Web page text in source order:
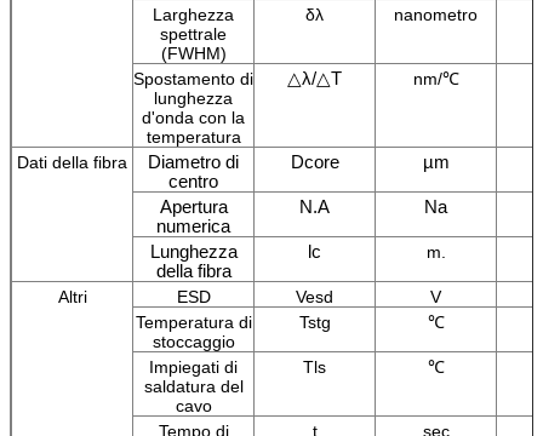
Larghezza
spettrale
(FWHM)
δλ nanometro
Spostamento di
lunghezza
d'onda con la
temperatura
△λ/△T nm/℃
Dati della fibra
Diametro di
centro
Dcore µm
Apertura
numerica
N.A Na
Lunghezza
della fibra
lc m.
Altri ESD Vesd
V
Temperatura di
stoccaggio
Tstg ℃
Impiegati di
saldatura del
cavo
Tls ℃
Tempo di
t sec